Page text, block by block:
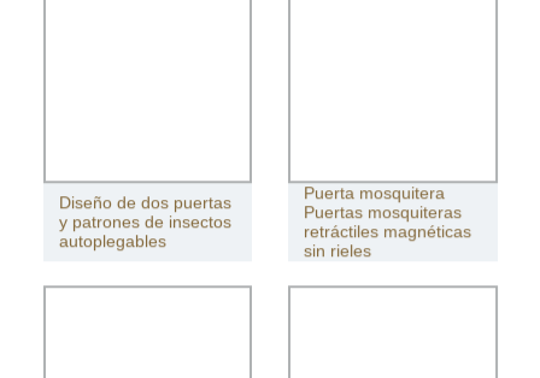
Diseño de dos puertas
y patrones de insectos
autoplegables
Puerta mosquitera
Puertas mosquiteras
retráctiles magnéticas
sin rieles